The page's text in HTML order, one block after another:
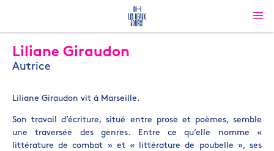
Liliane Giraudon
Autrice
Liliane Giraudon vit à Marseille.
Son travail d’écriture, situé entre prose et poèmes, semble
une traversée des genres. Entre ce qu’elle nomme «
littérature de combat » et « littérature de poubelle », ses